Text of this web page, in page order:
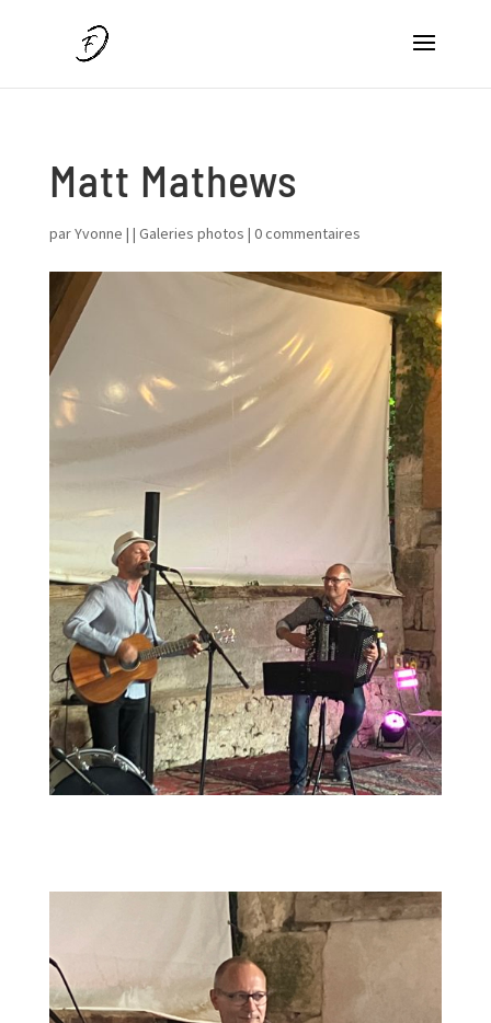
Matt Mathews
parYvonne | | Galeries photos | 0 commentaires